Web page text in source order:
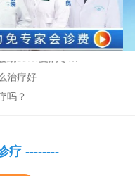
白 体面迎新年!
黑色素种植术前检查费用援助50%!夏病冬治“种”出健康好肤色!
治疗好
吗？
了白癜风
疗 --------